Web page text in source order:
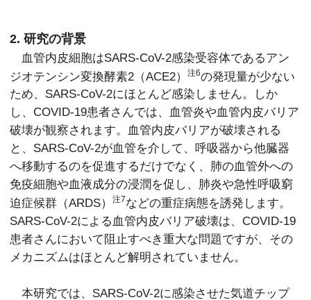
2. 研究の背景
血管内皮細胞はSARS-CoV-2感染受容体であるアン
ジオテンシン変換酵素2（ACE2）注6の発現量が少ない
ため、SARS-CoV-2にほとんど感染しません。しか
し、COVID-19患者さんでは、血管炎や血管内皮バリア
破壊が観察されます。血管内皮バリアが破壊される
と、SARS-CoV-2が血管を介して、呼吸器から他臓器
へ移動するのを促進するだけでなく、肺の血管外への
免疫細胞や血液成分の浸潤を促し、肺炎や急性呼吸窮
迫症候群（ARDS）注7などの重症病態を誘発します。
SARS-CoV-2による血管内皮バリア破壊は、COVID-19
患者さんにおいて阻止すべき重大な問題ですが、その
メカニズムはほとんど解明されていません。
本研究では、SARS-CoV-2に感染させた気道チップ